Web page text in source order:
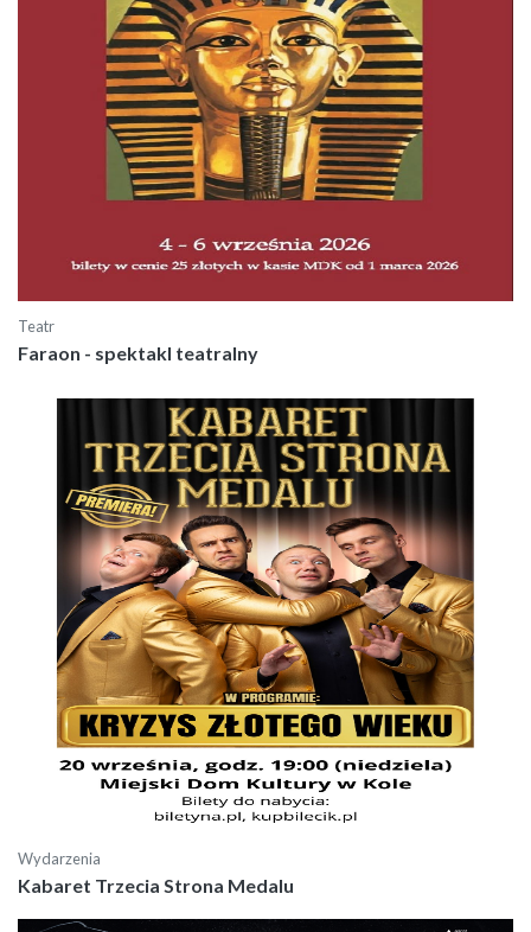
Teatr
Faraon - spektakl teatralny
Wydarzenia
Kabaret Trzecia Strona Medalu